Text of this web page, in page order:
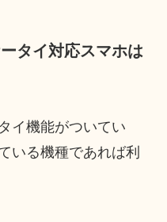
タイ対応スマホは
イ機能がついてい
いる機種であれば利